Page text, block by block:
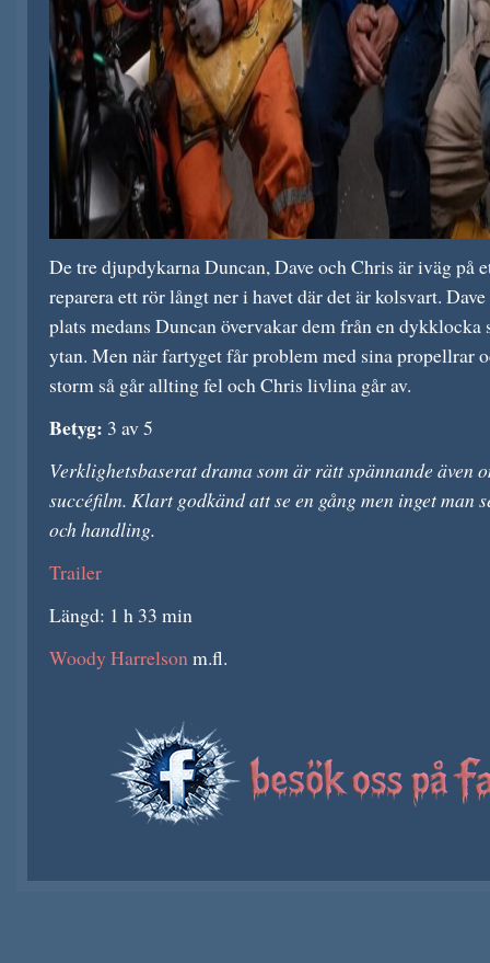
De tre djupdykarna Duncan, Dave och Chris är iväg på
reparera ett rör långt ner i havet där det är kolsvart.
plats medans Duncan övervakar dem från en
ytan. Men när fartyget får problem med sina propellrar
storm så går allting fel och Chris livlina går av.
Betyg: 3 av 5
Verklighetsbaserat drama som är rätt spännande även
succéfilm. Klart godkänd att se en gång men inget man
och handling.
Trailer
Längd: 1 h 33 min
Woody Harrelsonm.fl.